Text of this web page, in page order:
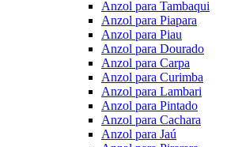
Anzol para Tambaqui
Anzol para Piapara
Anzol para Piau
Anzol para Dourado
Anzol para Carpa
Anzol para Curimba
Anzol para Lambari
Anzol para Pintado
Anzol para Cachara
Anzol para Jaú